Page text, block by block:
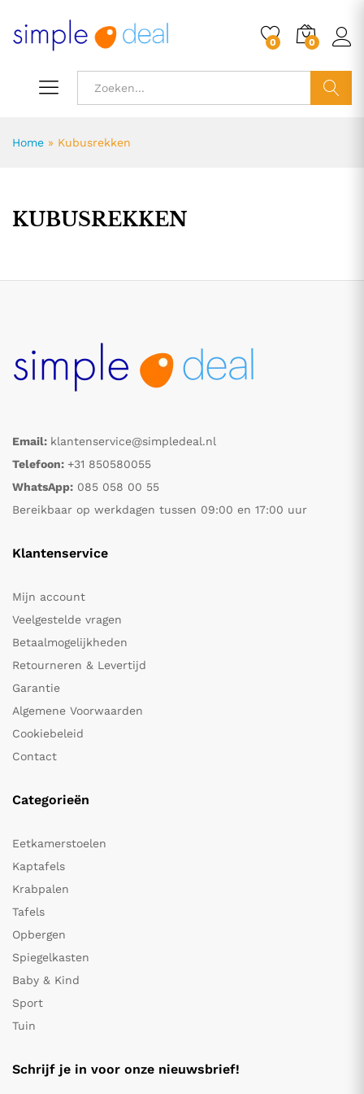
0 0
Home » Kubusrekken
KUBUSREKKEN
Email: klantenservice@simpledeal.nl
Telefoon: +31 850580055
WhatsApp: 085 058 00 55
Bereikbaar op werkdagen tussen 09:00 en 17:00 uur
Klantenservice
Mijn account
Veelgestelde vragen
Betaalmogelijkheden
Retourneren & Levertijd
Garantie
Algemene Voorwaarden
Cookiebeleid
Contact
Categorieën
Eetkamerstoelen
Kaptafels
Krabpalen
Tafels
Opbergen
Spiegelkasten
Baby & Kind
Sport
Tuin
Schrijf je in voor onze nieuwsbrief!